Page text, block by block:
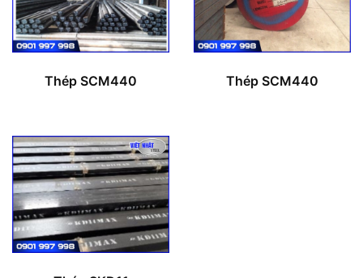
Thép SCM440 Thép SCM440